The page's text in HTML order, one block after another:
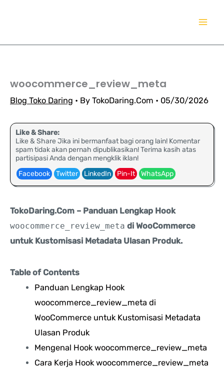
woocommerce_review_meta
Blog Toko Daring • By TokoDaring.Com • 05/30/2026
Like & Share:
Like & Share Jika ini bermanfaat bagi orang lain! Komentar
spam tidak akan pernah dipublikasikan! Terima kasih atas
partisipasi Anda dengan mengklik iklan!
Facebook
Twitter LinkedIn Pin-It WhatsApp
TokoDaring.Com – Panduan Lengkap Hook
woocommerce_review_meta di WooCommerce
untuk Kustomisasi Metadata Ulasan Produk.
Table of Contents
Panduan Lengkap Hook
woocommerce_review_meta di
WooCommerce untuk Kustomisasi Metadata
Ulasan Produk
Mengenal Hook woocommerce_review_meta
Cara Kerja Hook woocommerce_review_meta